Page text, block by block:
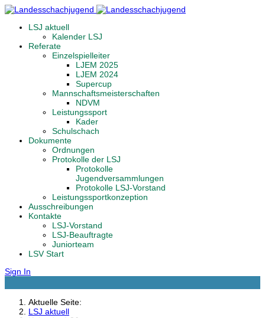
LSJ aktuell
Kalender LSJ
Referate
Einzelspielleiter
LJEM 2025
LJEM 2024
Supercup
Mannschaftsmeisterschaften
NDVM
Leistungssport
Kader
Schulschach
Dokumente
Ordnungen
Protokolle der LSJ
Protokolle
Jugendversammlungen
Protokolle LSJ-Vorstand
Leistungssportkonzeption
Ausschreibungen
Kontakte
LSJ-Vorstand
LSJ-Beauftragte
Juniorteam
LSV Start
Sign In
Aktuelle Seite:
LSJ aktuell